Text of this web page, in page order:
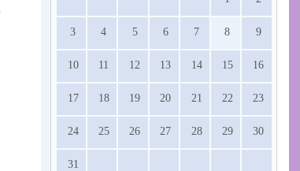
3 4 5 6 7 8 9
10 11 12 13 14 15 16
17 18 19 20 21 22 23
24 25 26 27 28 29 30
31